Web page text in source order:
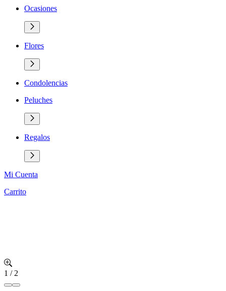
Ocasiones
Flores
Condolencias
Peluches
Regalos
Mi Cuenta
Carrito
1 / 2